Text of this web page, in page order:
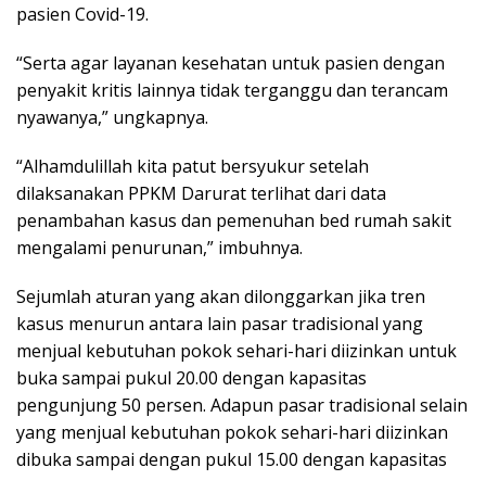
pasien Covid-19.
“Serta agar layanan kesehatan untuk pasien dengan
penyakit kritis lainnya tidak terganggu dan terancam
nyawanya,” ungkapnya.
“Alhamdulillah kita patut bersyukur setelah
dilaksanakan PPKM Darurat terlihat dari data
penambahan kasus dan pemenuhan bed rumah sakit
mengalami penurunan,” imbuhnya.
Sejumlah aturan yang akan dilonggarkan jika tren
kasus menurun antara lain pasar tradisional yang
menjual kebutuhan pokok sehari-hari diizinkan untuk
buka sampai pukul 20.00 dengan kapasitas
pengunjung 50 persen. Adapun pasar tradisional selain
yang menjual kebutuhan pokok sehari-hari diizinkan
dibuka sampai dengan pukul 15.00 dengan kapasitas